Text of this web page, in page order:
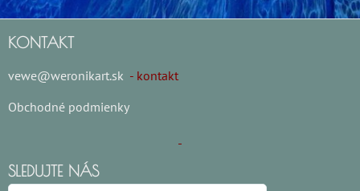
KONTAKT
vewe@weronikart.sk - kontakt
Obchodné podmienky
SLEDUJTE NÁS